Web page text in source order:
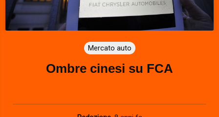
Mercato auto
Ombre cinesi su FCA